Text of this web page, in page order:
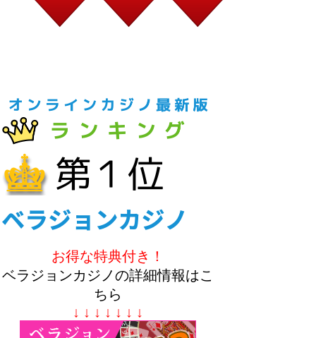
お得な特典付き！
ベラジョンカジノの詳細情報はこ
ちら
↓ ↓ ↓ ↓ ↓ ↓ ↓